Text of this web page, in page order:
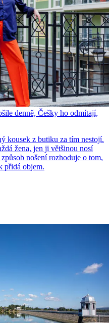
denně, Češky ho odmítají,
kousek z butiku za tím nestojí.
žena, jen ji většinou nosí
nošení rozhoduje o tom,
přidá objem.